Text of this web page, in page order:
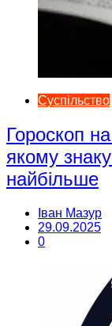
Суспільство
Гороскоп
якому
найбільше
Іван Мазур
29.09.2025
0